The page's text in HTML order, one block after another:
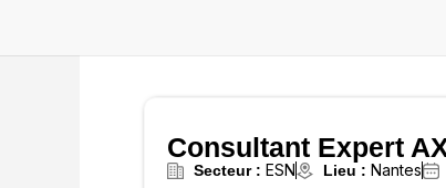
Consultant Expert
Secteur : ESN Lieu : Nantes